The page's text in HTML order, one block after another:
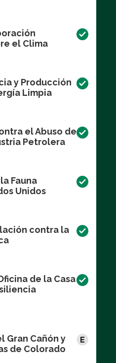
el Clima
y Producción
Limpia
el Abuso de
Petrolera
Fauna
Unidos
contra la
de la Casa
Gran Cañón y
de Colorado